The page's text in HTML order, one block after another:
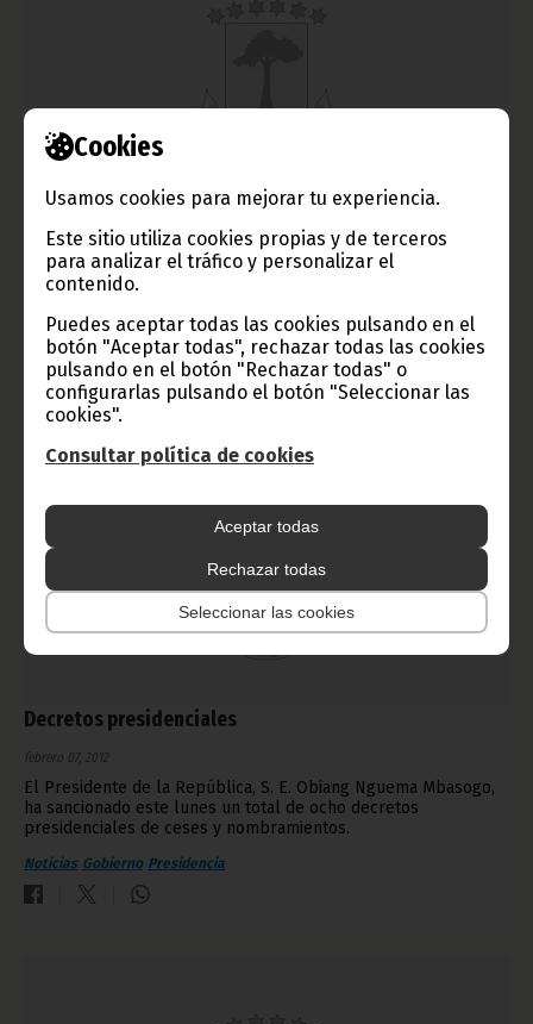
Cookies
Usamos cookies para mejorar tu experiencia.
Este sitio utiliza cookies propias y de terceros
para analizar el tráfico y personalizar el
contenido.
Puedes aceptar todas las cookies pulsando en el
botón "Aceptar todas", rechazar todas las cookies
pulsando en el botón "Rechazar todas" o
configurarlas pulsando el botón "Seleccionar las
cookies".
Consultar política de cookies
Aceptar todas
Rechazar todas
Seleccionar las cookies
Actividades del Jefe de Estado
febrero 07, 2012
El Jefe de Estado, S. E. Obiang Nguema Mbasogo, recibió en la
gabonés, Guy Nzouba Ndama.
Noticias Presidencia
Decretos presidenciales
febrero 07, 2012
El Presidente de la República, S. E. Obiang Nguema Mbasogo,
ha sancionado este lunes un total de ocho decretos
presidenciales de ceses y nombramientos.
Noticias Gobierno Presidencia